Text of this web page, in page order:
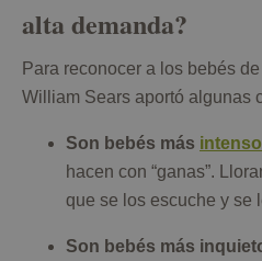
alta demanda?
Para reconocer a los bebés
William Sears aportó algunas
Son bebés más
hacen con “ganas”.
que se los escuche y se
Son bebés más